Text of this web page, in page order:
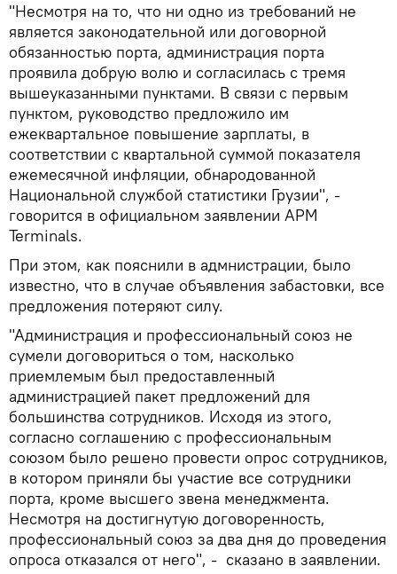
"Несмотря на то, что ни одно из требований не
является законодательной или договорной
обязанностью порта, администрация порта
проявила добрую волю и согласилась с тремя
вышеуказанными пунктами. В связи с первым
пунктом, руководство предложило им
ежеквартальное повышение зарплаты, в
соответствии с квартальной суммой показателя
ежемесячной инфляции, обнародованной
Национальной службой статистики Грузии", -
говорится в официальном заявлении APM
Terminals.
При этом, как пояснили в адмнистрации, было
известно, что в случае объявления забастовки, все
предложения потеряют силу.
"Администрация и профессиональный союз не
сумели договориться о том, насколько
приемлемым был предоставленный
администрацией пакет предложений для
большинства сотрудников. Исходя из этого,
согласно соглашению с профессиональным
союзом было решено провести опрос сотрудников,
в котором приняли бы участие все сотрудники
порта, кроме высшего звена менеджмента.
Несмотря на достигнутую договоренность,
профессиональный союз за два дня до проведения
опроса отказался от него", - сказано в заявлении.